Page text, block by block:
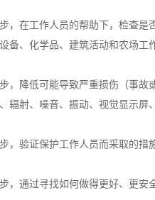
，在工作人员的帮助下，检查是
备、化学品、建筑活动和农场工
，降低可能导致严重损伤（事故
辐射、噪音、振动、视觉显示屏
，验证保护工作人员而采取的措
，通过寻找如何做得更好、更安